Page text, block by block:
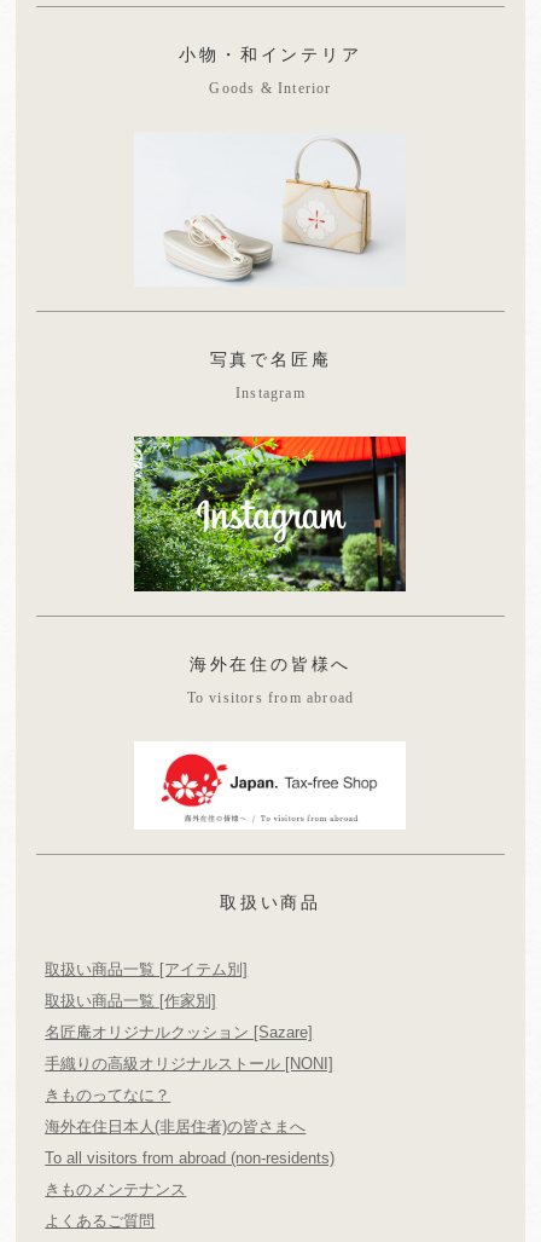
小物・和インテリア
Goods & Interior
写真で名匠庵
Instagram
海外在住の皆様へ
To visitors from abroad
取扱い商品
取扱い商品一覧 [アイテム別]
取扱い商品一覧 [作家別]
名匠庵オリジナルクッション [Sazare]
手織りの高級オリジナルストール [NONI]
きものってなに？
海外在住日本人(非居住者)の皆さまへ
To all visitors from abroad (non-residents)
きものメンテナンス
よくあるご質問